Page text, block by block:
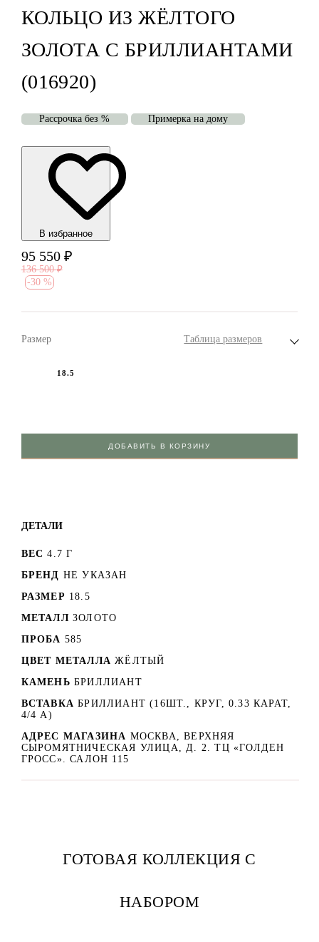
КОЛЬЦО ИЗ ЖЁЛТОГО
ЗОЛОТА С БРИЛЛИАНТАМИ
(016920)
Рассрочка без % Примерка на дому
В избранноe
95 550 ₽
136 500 ₽
-30 %
Размер Таблица размеров
18.5
ДОБАВИТЬ В КОРЗИНУ
ДЕТАЛИ
ВЕС 4.7 Г
БРЕНД НЕ УКАЗАН
РАЗМЕР 18.5
МЕТАЛЛ ЗОЛОТО
ПРОБА 585
ЦВЕТ МЕТАЛЛА ЖЁЛТЫЙ
КАМЕНЬ БРИЛЛИАНТ
ВСТАВКА БРИЛЛИАНТ (16ШТ., КРУГ, 0.33 КАРАТ,
4/4 А)
АДРЕС МАГАЗИНА МОСКВА, ВЕРХНЯЯ
СЫРОМЯТНИЧЕСКАЯ УЛИЦА, Д. 2. ТЦ «ГОЛДЕН
ГРОСС». САЛОН 115
ГОТОВАЯ КОЛЛЕКЦИЯ С
НАБОРОМ